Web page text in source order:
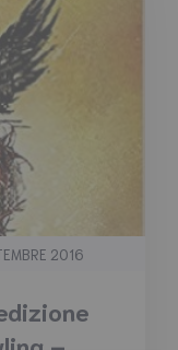
2016